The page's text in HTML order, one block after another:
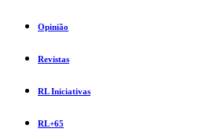
Opinião
Revistas
RL Iniciativas
RL+65